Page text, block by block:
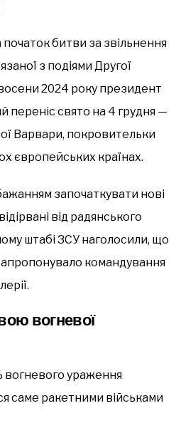
битви за звільнення
з подіями Другої
2024 року президент
переніс свято на 4 грудня —
Варвари, покровительки
європейських країнах.
започаткувати нові
від радянського
штабі ЗСУ наголосили, що
командування
вогневої
вогневого ураження
саме ракетними військами